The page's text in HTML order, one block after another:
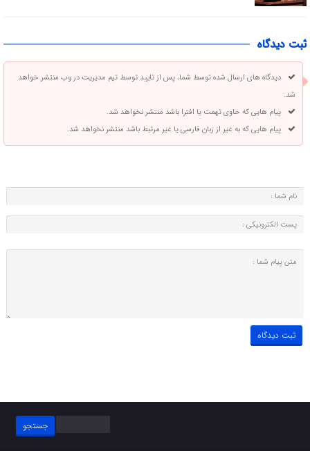
ثبت دیدگاه
دیدگاه های ارسال شده توسط شما، پس از تایید توسط تیم مدیریت در وب منتشر خواهد
شد.
پیام هایی که حاوی تهمت یا افترا باشد منتشر نخواهد شد.
پیام هایی که به غیر از زبان فارسی یا غیر مرتبط باشد منتشر نخواهد شد.
جستجو
برای: